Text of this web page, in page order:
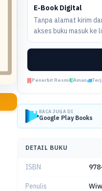
E-Book Digital
Tanpa alamat kirim
akses buku masuk ke
Penerbit Resmi Aman
BACA JUGA DI
Google Play Books
DETAIL BUKU
ISBN
Penulis